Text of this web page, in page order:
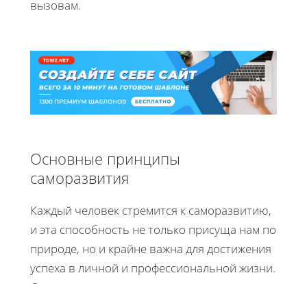
вызовам.
Основные принципы
саморазвития
Каждый человек стремится к саморазвитию,
и эта способность не только присуща нам по
природе, но и крайне важна для достижения
успеха в личной и профессиональной жизни.